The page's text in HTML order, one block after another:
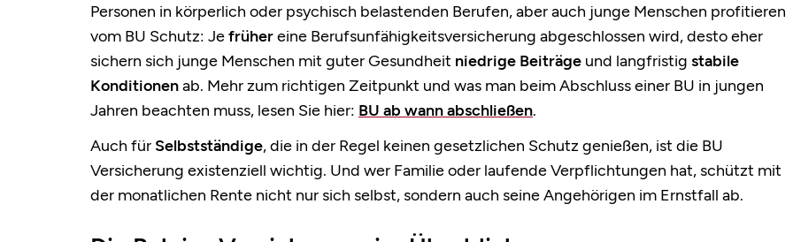
Personen in körperlich oder psychisch belastenden Berufen, aber auch junge Menschen profitieren
vom BU Schutz: Jefrühereine Berufsunfähigkeitsversicherung abgeschlossen wird, desto eher
sichern sich junge Menschen mit guter Gesundheit niedrige Beiträge und langfristig stabile
Konditionenab. Mehr zum richtigen Zeitpunkt und was man beim Abschluss einer BU in jungen
Jahren beachten muss, lesen Sie hier: BU ab wann abschließen.
Auch für Selbstständige, die in der Regel keinen gesetzlichen Schutz genießen, ist die BU
Versicherung existenziell wichtig. Und wer Familie oder laufende Verpflichtungen hat, schützt mit
der monatlichen Rente nicht nur sich selbst, sondern auch seine Angehörigen im Ernstfall ab.